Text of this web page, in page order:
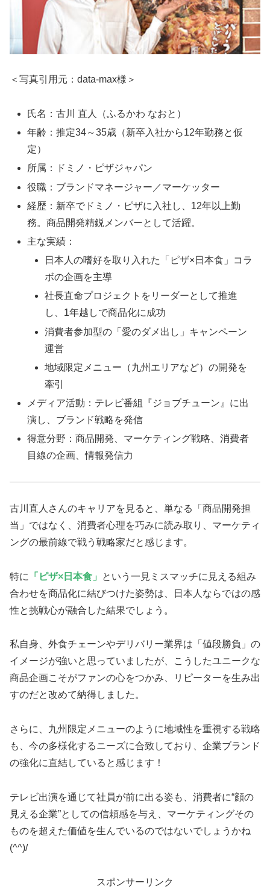
＜写真引用元：data-max様＞
氏名：古川 直人（ふるかわ なおと）
年齢：推定34～35歳（新卒入社から12年勤務と仮
定）
所属：ドミノ・ピザジャパン
役職：ブランドマネージャー／マーケッター
経歴：新卒でドミノ・ピザに入社し、12年以上勤
務。商品開発精鋭メンバーとして活躍。
主な実績：
日本人の嗜好を取り入れた「ピザ×日本食」コラ
ボの企画を主導
社長直命プロジェクトをリーダーとして推進
し、1年越しで商品化に成功
消費者参加型の「愛のダメ出し」キャンペーン
運営
地域限定メニュー（九州エリアなど）の開発を
牽引
メディア活動：テレビ番組『ジョブチューン』に出
演し、ブランド戦略を発信
得意分野：商品開発、マーケティング戦略、消費者
目線の企画、情報発信力
古川直人さんのキャリアを見ると、単なる「商品開発担
当」ではなく、消費者心理を巧みに読み取り、マーケティ
ングの最前線で戦う戦略家だと感じます。
特に 「ピザ×日本食」
という一見ミスマッチに見える組み
合わせを商品化に結びつけた姿勢は、日本人ならではの感
性と挑戦心が融合した結果でしょう。
私自身、外食チェーンやデリバリー業界は「値段勝負」の
イメージが強いと思っていましたが、こうしたユニークな
商品企画こそがファンの心をつかみ、リピーターを生み出
すのだと改めて納得しました。
さらに、九州限定メニューのように地域性を重視する戦略
も、今の多様化するニーズに合致しており、企業ブランド
の強化に直結していると感じます！
テレビ出演を通じて社員が前に出る姿も、消費者に“顔の
見える企業”としての信頼感を与え、マーケティングその
ものを超えた価値を生んでいるのではないでしょうかね
(^^)/
スポンサーリンク